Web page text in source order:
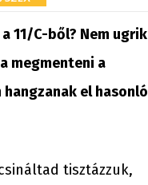
11/C-ből? Nem ugrik
megmenteni a
el hasonló
tisztázzuk,